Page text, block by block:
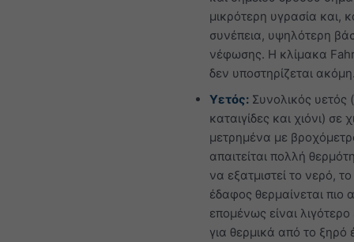
μικρότερη υγρασία και,
συνέπεια, υψηλότερη
νέφωσης. Η κλίμακα
δεν υποστηρίζεται
Υετός: Συνολικός υετός
καταιγίδες και χιόνι) σε
μετρημένα με
απαιτείται πολλή
να εξατμιστεί το νερό,
έδαφος θερμαίνεται πιο
επομένως είναι λιγότερο
για θερμικά από το ξηρό